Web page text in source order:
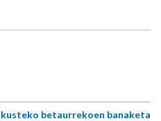
betaurrekoen banaketa